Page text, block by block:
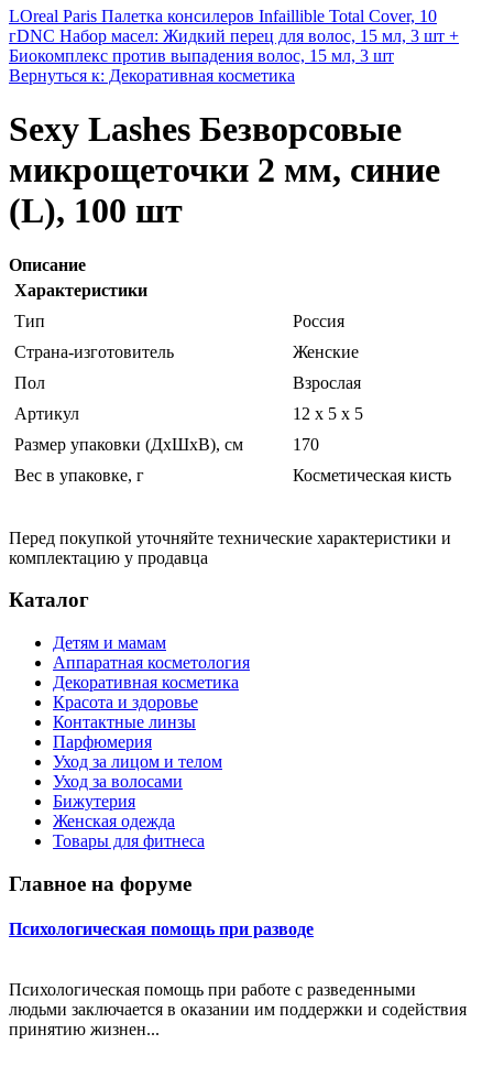
LOreal Paris Палетка консилеров Infaillible Total Cover, 10
гDNC Набор масел: Жидкий перец для волос, 15 мл, 3 шт +
Биокомплекс против выпадения волос, 15 мл, 3 шт
Вернуться к: Декоративная косметика
Sexy Lashes Безворсовые
микрощеточки 2 мм, синие
(L), 100 шт
Описание
Характеристики
Тип
Россия
Страна-изготовитель
Женские
Пол
Взрослая
Артикул
12 x 5 x 5
Размер упаковки (ДхШхВ), см
170
Вес в упаковке, г
Косметическая кисть
Перед покупкой уточняйте технические характеристики и
комплектацию у продавца
Каталог
Детям и мамам
Аппаратная косметология
Декоративная косметика
Красота и здоровье
Контактные линзы
Парфюмерия
Уход за лицом и телом
Уход за волосами
Бижутерия
Женская одежда
Товары для фитнеса
Главное на форуме
Психологическая помощь при разводе
Психологическая помощь при работе с разведенными
людьми заключается в оказании им поддержки и содействия
принятию жизнен...